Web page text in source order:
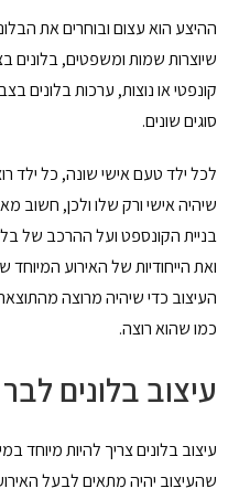
ההיצע הוא עצום ובוחרים את
שיוצרות שמות ומשפטים, בלונים
קונפטי או נוצות, ערכות בלונים
סוגים שונים.
לכל ילד טעם אישי שונה, כל ילד
שיהיה אישי ורק שלו ולכן, חשוב
בניית הקונספט ועל ההרכב של
ואת הייחודיות של האירוע
העיצוב כדי שיהיה מרוצה
כמו שהוא רוצה.
עיצוב בלונים
עיצוב בלונים צריך להיות מיוחד
שהעיצוב יהיה מתאים לבעל